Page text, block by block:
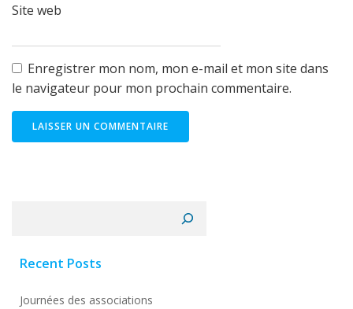
Site web
Enregistrer mon nom, mon e-mail et mon site dans
le navigateur pour mon prochain commentaire.
Recent Posts
Journées des associations